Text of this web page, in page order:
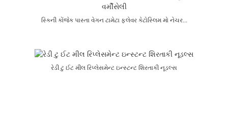
સ્કિની કોંજેક પાસ્તા વેગન ટામેટા ફ્લેવર કેટોસ્લિમ મો નેચર...
રેડી ટુ ઈટ મીલ રિપ્લેસમેન્ટ ઇન્સ્ટન્ટ શિરતાકી નૂડલ્સ